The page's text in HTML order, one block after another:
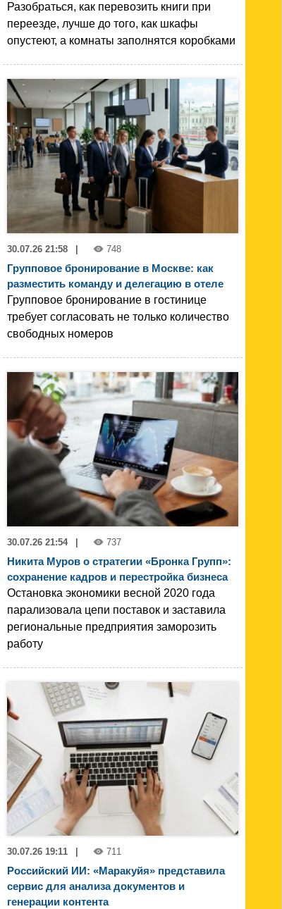
Разобраться, как перевозить книги при
переезде, лучше до того, как шкафы
опустеют, а комнаты заполнятся коробками
30.07.26 21:58 748
Групповое бронирование в Москве: как
разместить команду и делегацию в отеле
Групповое бронирование в гостинице
требует согласовать не только количество
свободных номеров
30.07.26 21:54 | 737
Никита Муров о стратегии «Бронка Групп»:
сохранение кадров и перестройка бизнеса
Остановка экономики весной 2020 года
парализовала цепи поставок и заставила
региональные предприятия заморозить
работу
30.07.26 19:11 711
Российский ИИ: «Маракуйя» представила
сервис для анализа документов и
генерации контента